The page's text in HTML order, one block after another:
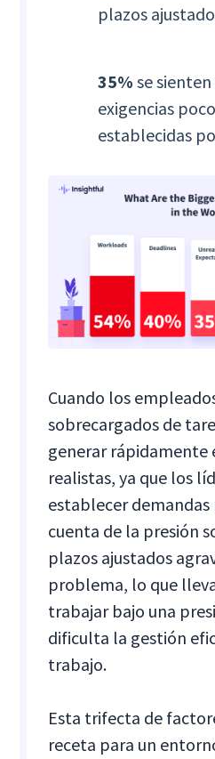
plazos
35% se
exigencias
establecidas
Cuando los
sobrecargados de
generar rápidamente
realistas, ya que los
establecer demandas
cuenta de la presión
plazos ajustados
problema, lo que
trabajar bajo una
dificulta la gestión
trabajo.
Esta trifecta de
receta para un